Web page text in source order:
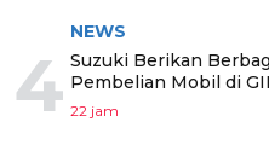
4
NEWS
Suzuki Berikan
Pembelian Mobil di
22 jam